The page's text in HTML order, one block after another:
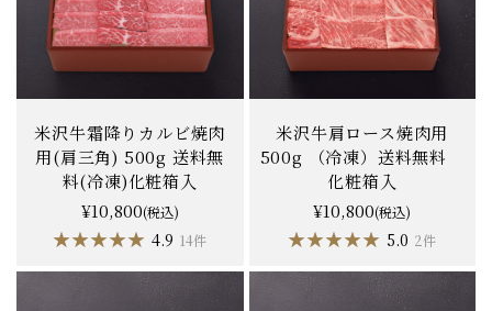
米沢牛霜降りカルビ焼肉
用(肩三角) 500g 送料無
料(冷凍)化粧箱入
¥10,800(税込)
★★★★★
★★★★★ 4.9 14件
米沢牛肩ロース焼肉用
500g （冷凍）送料無料
化粧箱入
¥10,800(税込)
★★★★★
★★★★★ 5.0 2件